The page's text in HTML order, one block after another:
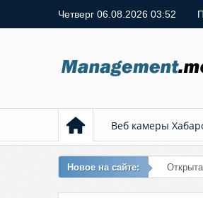
Четверг 06.08.2026 03:52
Веб камеры
Новое на сайте: Добавл